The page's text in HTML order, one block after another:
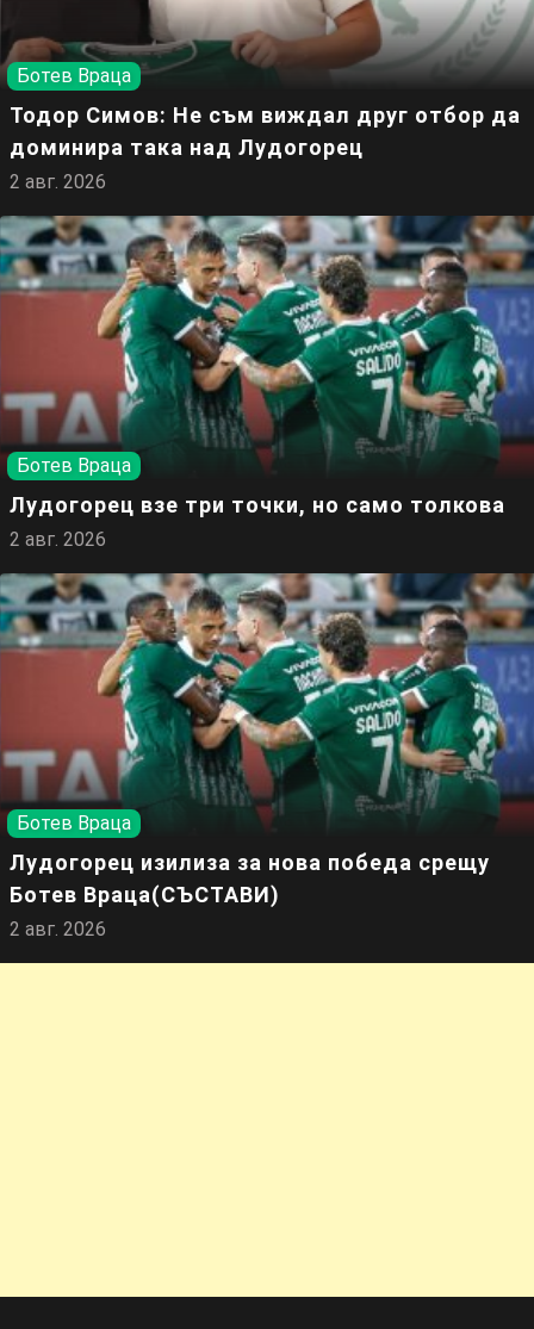
Ботев Враца
Тодор Симов: Не съм виждал друг отбор да
доминира така над Лудогорец
2 авг. 2026
Ботев Враца
Лудогорец взе три точки, но само толкова
2 авг. 2026
Ботев Враца
Лудогорец изилиза за нова победа срещу
Ботев Враца(СЪСТАВИ)
2 авг. 2026